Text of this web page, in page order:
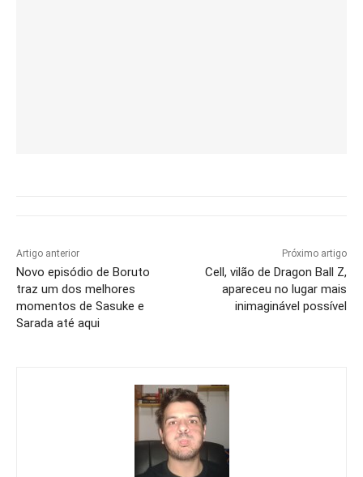
Artigo anterior
Novo episódio de Boruto
traz um dos melhores
momentos de Sasuke e
Sarada até aqui
Próximo artigo
Cell, vilão de Dragon Ball Z,
apareceu no lugar mais
inimaginável possível